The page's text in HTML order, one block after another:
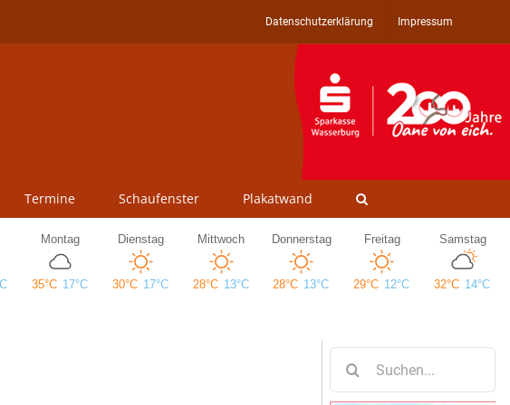
Datenschutzerklärung Impressum
Termine Schaufenster Plakatwand
nach: